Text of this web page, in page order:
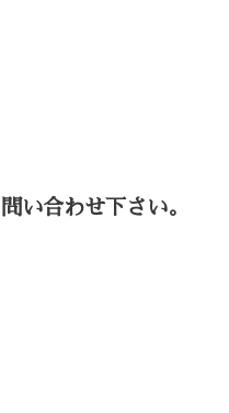
い合わせ下さい。